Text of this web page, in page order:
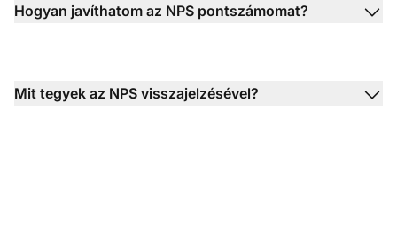
Hogyan javíthatom az NPS pontszámomat?
Mit tegyek az NPS visszajelzésével?